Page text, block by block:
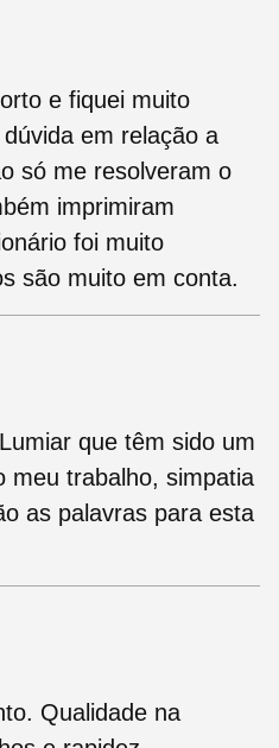
e fiquei muito
em relação a
só me resolveram o
imprimiram
foi muito
são muito em conta.
que têm sido um
meu trabalho, simpatia
as palavras para esta
Qualidade na